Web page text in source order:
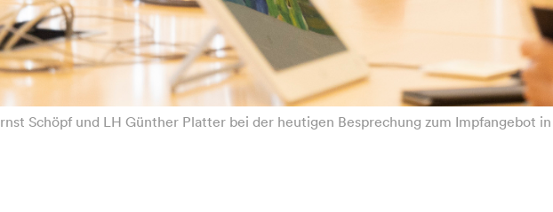
Schöpf und LH Günther Platter bei der heutigen Besprechung zum Impfangebot